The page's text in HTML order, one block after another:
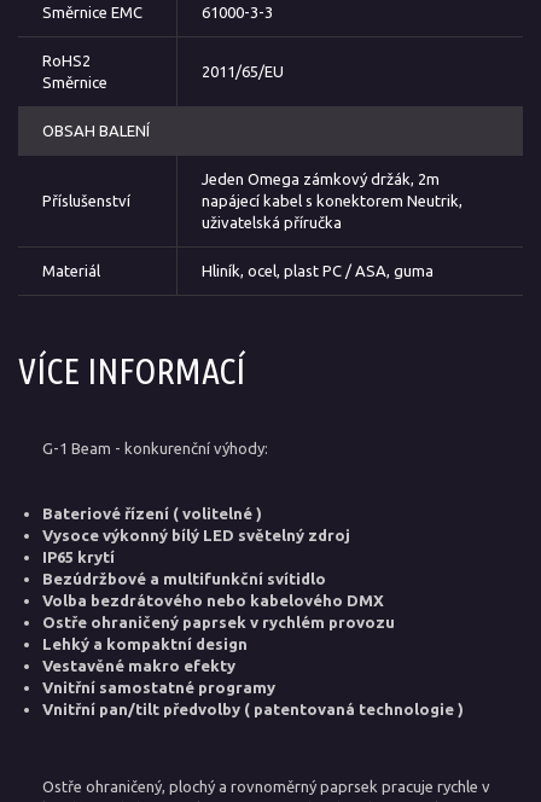
Směrnice EMC
61000-3-3
RoHS2
Směrnice
2011/65/EU
OBSAH BALENÍ
Příslušenství
Jeden Omega zámkový držák, 2m
napájecí kabel s konektorem Neutrik,
uživatelská příručka
Materiál Hliník, ocel, plast PC / ASA, guma
VÍCE INFORMACÍ
G-1 Beam - konkurenční výhody:
Bateriové řízení ( volitelné )
Vysoce výkonný bílý LED světelný zdroj
IP65 krytí
Bezúdržbové a multifunkční svítidlo
Volba bezdrátového nebo kabelového DMX
Ostře ohraničený paprsek v rychlém provozu
Lehký a kompaktní design
Vestavěné makro efekty
Vnitřní samostatné programy
Vnitřní pan/tilt předvolby ( patentovaná technologie )
Ostře ohraničený, plochý a rovnoměrný paprsek pracuje rychle v